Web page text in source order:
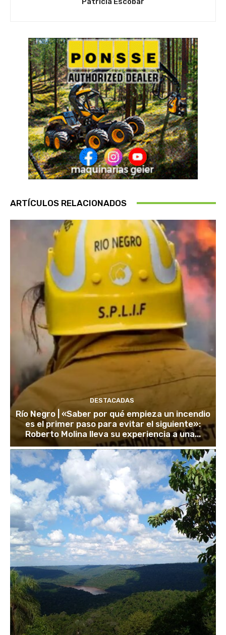
ARTÍCULOS RELACIONADOS
DESTACADAS
Río Negro | «Saber por qué empieza un incendio
es el primer paso para evitar el siguiente»:
Roberto Molina lleva su experiencia a una...